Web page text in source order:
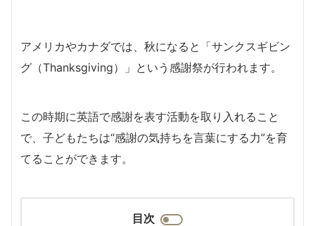
アメリカやカナダでは、秋になると「サンクスギビン
グ（Thanksgiving）」という感謝祭が行われます。
この時期に英語で感謝を表す活動を取り入れること
で、子どもたちは“感謝の気持ちを言葉にする力”を育
てることができます。
目次